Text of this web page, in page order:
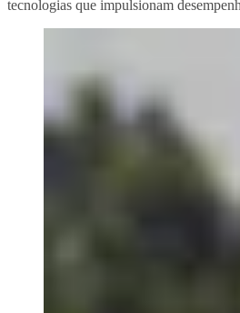
tecnologias que impulsionam